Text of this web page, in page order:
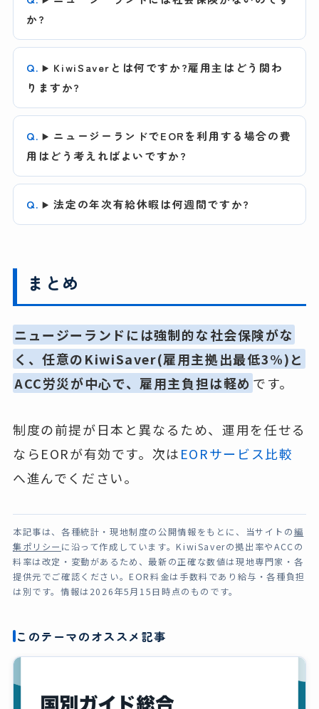
か?
KiwiSaverとは何ですか?雇用主はどう関わ
りますか?
ニュージーランドでEORを利用する場合の費
用はどう考えればよいですか?
法定の年次有給休暇は何週間ですか?
まとめ
ニュージーランドには強制的な社会保険がな
く、任意のKiwiSaver(雇用主拠出最低3%)と
ACC労災が中心で、雇用主負担は軽め です。
制度の前提が日本と異なるため、運用を任せる
ならEORが有効です。次はEORサービス比較
へ進んでください。
本記事は、各種統計・現地制度の公開情報をもとに、当サイトの編
集ポリシー に沿って作成しています。KiwiSaverの拠出率やACCの
料率は改定・変動があるため、最新の正確な数値は現地専門家・各
提供元でご確認ください。EOR料金は手数料であり給与・各種負担
は別です。情報は2026年5月15日時点のものです。
このテーマのオススメ記事